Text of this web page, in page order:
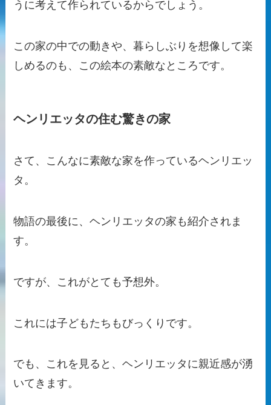
うに考えて作られているからでしょう。
この家の中での動きや、暮らしぶりを想像して楽
しめるのも、この絵本の素敵なところです。
ヘンリエッタの住む驚きの家
さて、こんなに素敵な家を作っているヘンリエッ
タ。
物語の最後に、ヘンリエッタの家も紹介されま
す。
ですが、これがとても予想外。
これには子どもたちもびっくりです。
でも、これを見ると、ヘンリエッタに親近感が湧
いてきます。